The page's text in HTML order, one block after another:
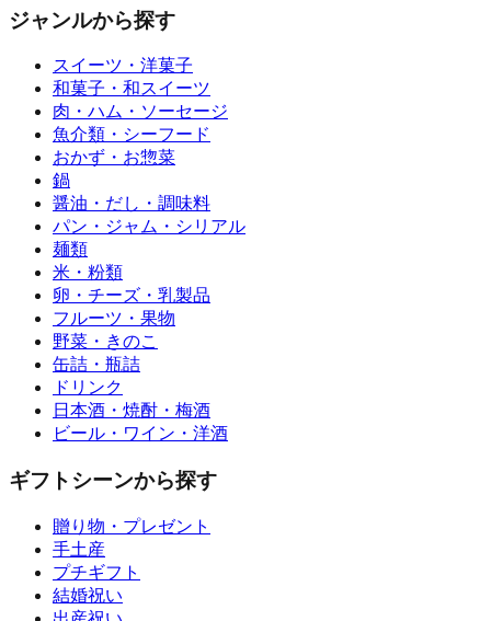
ジャンルから探す
スイーツ・洋菓子
和菓子・和スイーツ
肉・ハム・ソーセージ
魚介類・シーフード
おかず・お惣菜
鍋
醤油・だし・調味料
パン・ジャム・シリアル
麺類
米・粉類
卵・チーズ・乳製品
フルーツ・果物
野菜・きのこ
缶詰・瓶詰
ドリンク
日本酒・焼酎・梅酒
ビール・ワイン・洋酒
ギフトシーンから探す
贈り物・プレゼント
手土産
プチギフト
結婚祝い